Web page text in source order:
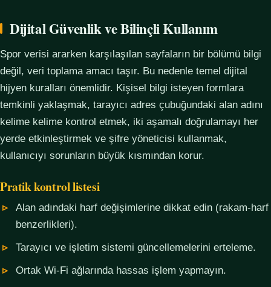
Dijital Güvenlik ve Bilinçli Kullanım
Spor verisi ararken karşılaşılan sayfaların bir bölümü bilgi
değil, veri toplama amacı taşır. Bu nedenle temel dijital
hijyen kuralları önemlidir. Kişisel bilgi isteyen formlara
temkinli yaklaşmak, tarayıcı adres çubuğundaki alan adını
kelime kelime kontrol etmek, iki aşamalı doğrulamayı her
yerde etkinleştirmek ve şifre yöneticisi kullanmak,
kullanıcıyı sorunların büyük kısmından korur.
Pratik kontrol listesi
Alan adındaki harf değişimlerine dikkat edin (rakam-harf
benzerlikleri).
Tarayıcı ve işletim sistemi güncellemelerini erteleme.
Ortak Wi-Fi ağlarında hassas işlem yapmayın.